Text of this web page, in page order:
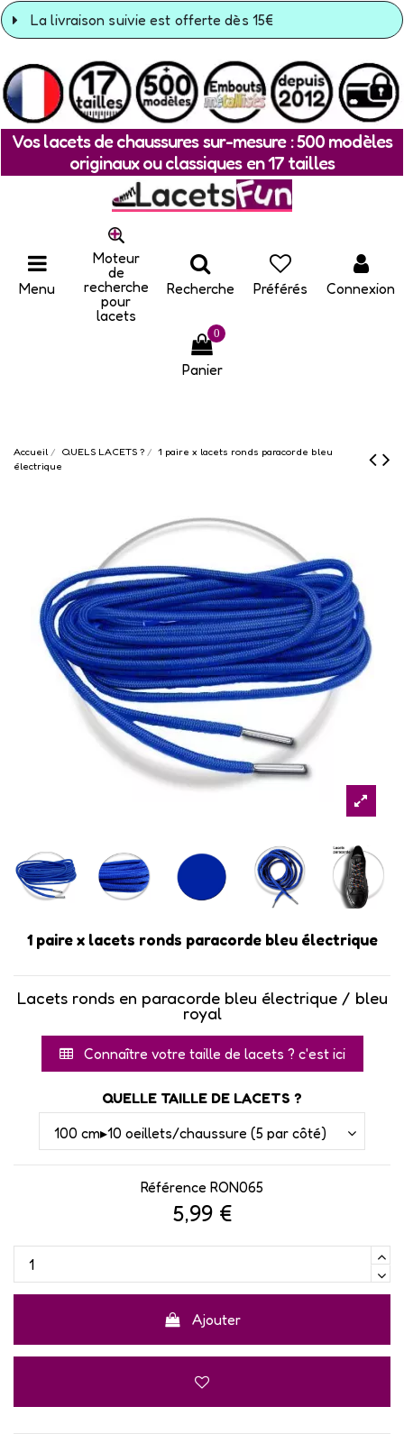
La livraison suivie est offerte dès 15€
Vos lacets de chaussures sur-mesure : 500 modèles
originaux ou classiques en 17 tailles
Menu
Moteur
de
recherche
pour
lacets
Recherche Préférés Connexion
0
Panier
Accueil QUELS LACETS ?
1 paire x lacets ronds paracorde bleu
électrique
1 paire x lacets ronds paracorde bleu électrique
Lacets ronds en paracorde bleu électrique / bleu
royal
Connaître votre taille de lacets ? c'est ici
QUELLE TAILLE DE LACETS ?
Référence RON065
5,99 €
Ajouter